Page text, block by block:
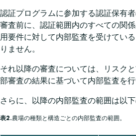
認証プログラムに参加する認証保有
審査前に、認証範囲内のすべての関
用要件に対して内部監査を受けてい
りません。
それ以降の審査については、リスク
部審査の結果に基づいて内部監査を行
さらに、以降の内部監査の範囲は以下
表2.農場の種類と構造ごとの内部監査の範囲。